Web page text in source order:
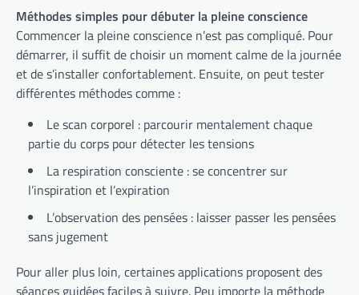
Méthodes simples pour débuter la pleine conscience
Commencer la pleine conscience n’est pas compliqué. Pour
démarrer, il suffit de choisir un moment calme de la journée
et de s’installer confortablement. Ensuite, on peut tester
différentes méthodes comme :
Le scan corporel : parcourir mentalement chaque
partie du corps pour détecter les tensions
La respiration consciente : se concentrer sur
l’inspiration et l’expiration
L’observation des pensées : laisser passer les pensées
sans jugement
Pour aller plus loin, certaines applications proposent des
séances guidées faciles à suivre. Peu importe la méthode